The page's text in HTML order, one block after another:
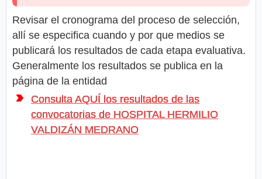
Revisar el cronograma del proceso de selección,
allí se especifica cuando y por que medios se
publicará los resultados de cada etapa evaluativa.
Generalmente los resultados se publica en la
página de la entidad
Consulta AQUÍ los resultados de las
convocatorias de HOSPITAL HERMILIO
VALDIZÁN MEDRANO